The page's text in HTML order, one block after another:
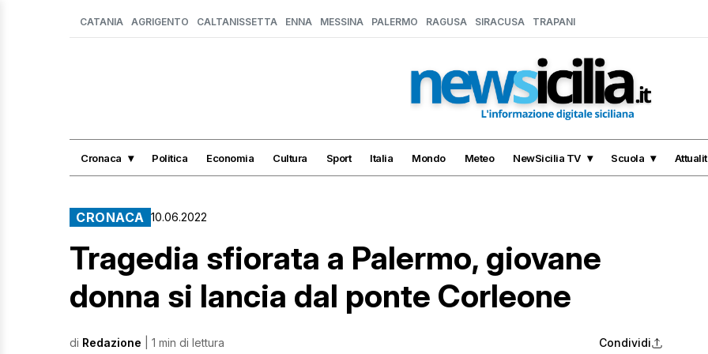
CATANIA AGRIGENTO CALTANISSETTA ENNA MESSINA PALERMO RAGUSA SIRACUSA TRAPANI
Cronaca Politica Economia Cultura Sport Italia Mondo Meteo NewSicilia TV Scuola
CRONACA 10.06.2022
Tragedia sfiorata a Palermo, giovane
donna si lancia dal ponte Corleone
di Redazione | 1 min di lettura Condividi